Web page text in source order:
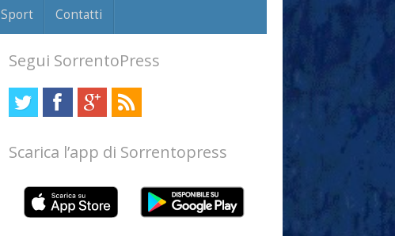
Sport Contatti
Segui SorrentoPress
Scarica l’app di Sorrentopress